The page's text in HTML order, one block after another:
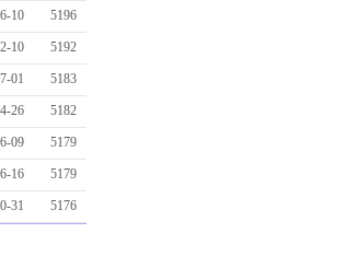
10 5196
10 5192
01 5183
26 5182
09 5179
16 5179
31 5176